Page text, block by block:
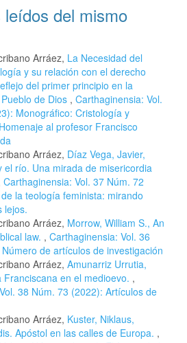
del mismo
Arráez, La Necesidad del
y su relación con el derecho
del primer principio en la
de Dios , Carthaginensia: Vol.
Monográfico: Cristología y
al profesor Francisco
Arráez, Díaz Vega, Javier,
el río. Una mirada de misericordia
Carthaginensia: Vol. 37 Núm. 72
la teología feminista: mirando
lejos.
Arráez, Morrow, William S., An
law. , Carthaginensia: Vol. 36
de artículos de investigación
Arráez, Amunarriz Urrutia,
Franciscana en el medioevo. ,
38 Núm. 73 (2022): Artículos de
Arráez, Kuster, Niklaus,
Apóstol en las calles de Europa. ,